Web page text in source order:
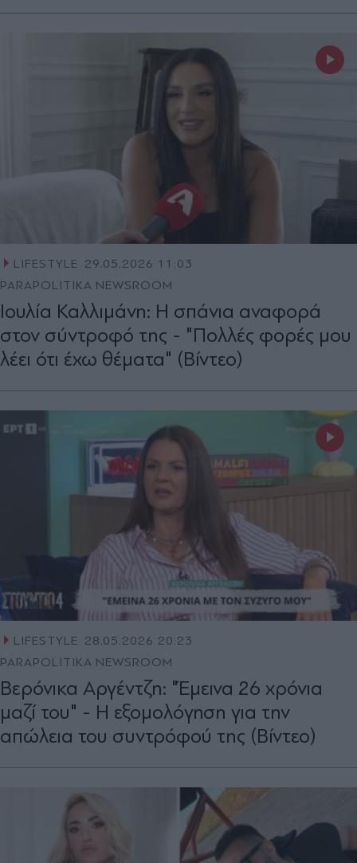
LIFESTYLE 29.05.2026 11:03
PARAPOLITIKA NEWSROOM
Ιουλία Καλλιμάνη: Η σπάνια αναφορά
στον σύντροφό της - "Πολλές φορές μου
λέει ότι έχω θέματα" (Βίντεο)
LIFESTYLE 28.05.2026 20:23
PARAPOLITIKA NEWSROOM
Βερόνικα Αργέντζη: "Έμεινα 26 χρόνια
μαζί του" - Η εξομολόγηση για την
απώλεια του συντρόφού της (Βίντεο)